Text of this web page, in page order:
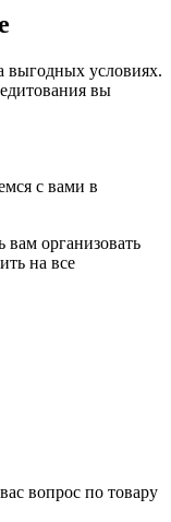
выгодных условиях.
вы
с вами в
организовать
на все
вопрос по товару